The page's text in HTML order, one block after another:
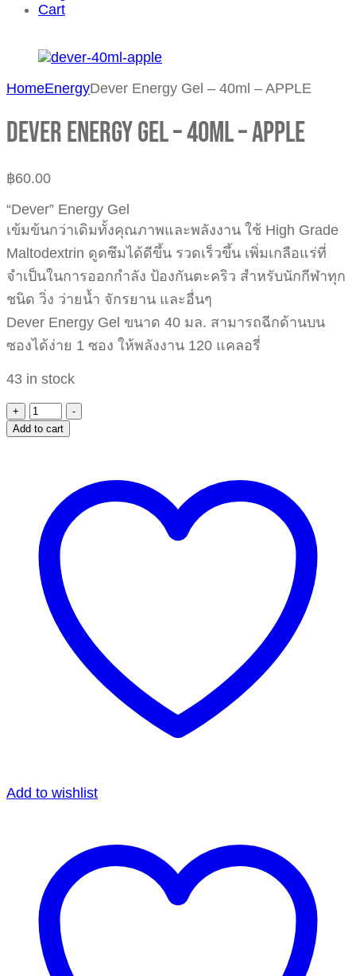
Cart
HomeEnergyDever Energy Gel – 40ml – APPLE
Dever Energy Gel – 40ml – APPLE
฿60.00
“Dever” Energy Gel
เข้มข้นกว่าเดิมทั้งคุณภาพและพลังงาน ใช้ High Grade
Maltodextrin ดูดซึมได้ดีขึ้น รวดเร็วขึ้น เพิ่มเกลือแร่ที่
จำเป็นในการออกกำลัง ป้องกันตะคริว สำหรับนักกีฬาทุก
ชนิด วิ่ง ว่ายน้ำ จักรยาน และอื่นๆ
Dever Energy Gel ขนาด 40 มล. สามารถฉีกด้านบน
ซองได้ง่าย 1 ซอง ให้พลังงาน 120 แคลอรี่
43 in stock
+
-
Add to cart
Add to wishlist